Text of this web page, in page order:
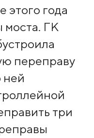
этого года
моста. ГК
переправу
ней
три